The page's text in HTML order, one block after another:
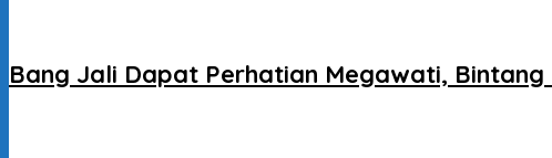
Bang Jali Dapat Perhatian Megawati,